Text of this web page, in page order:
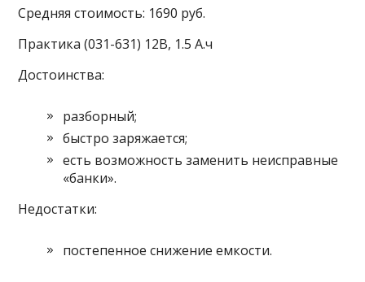
Средняя стоимость: 1690 руб.
Практика (031-631) 12В, 1.5 А.ч
Достоинства:
разборный;
быстро заряжается;
есть возможность заменить неисправные
«банки».
Недостатки:
постепенное снижение емкости.